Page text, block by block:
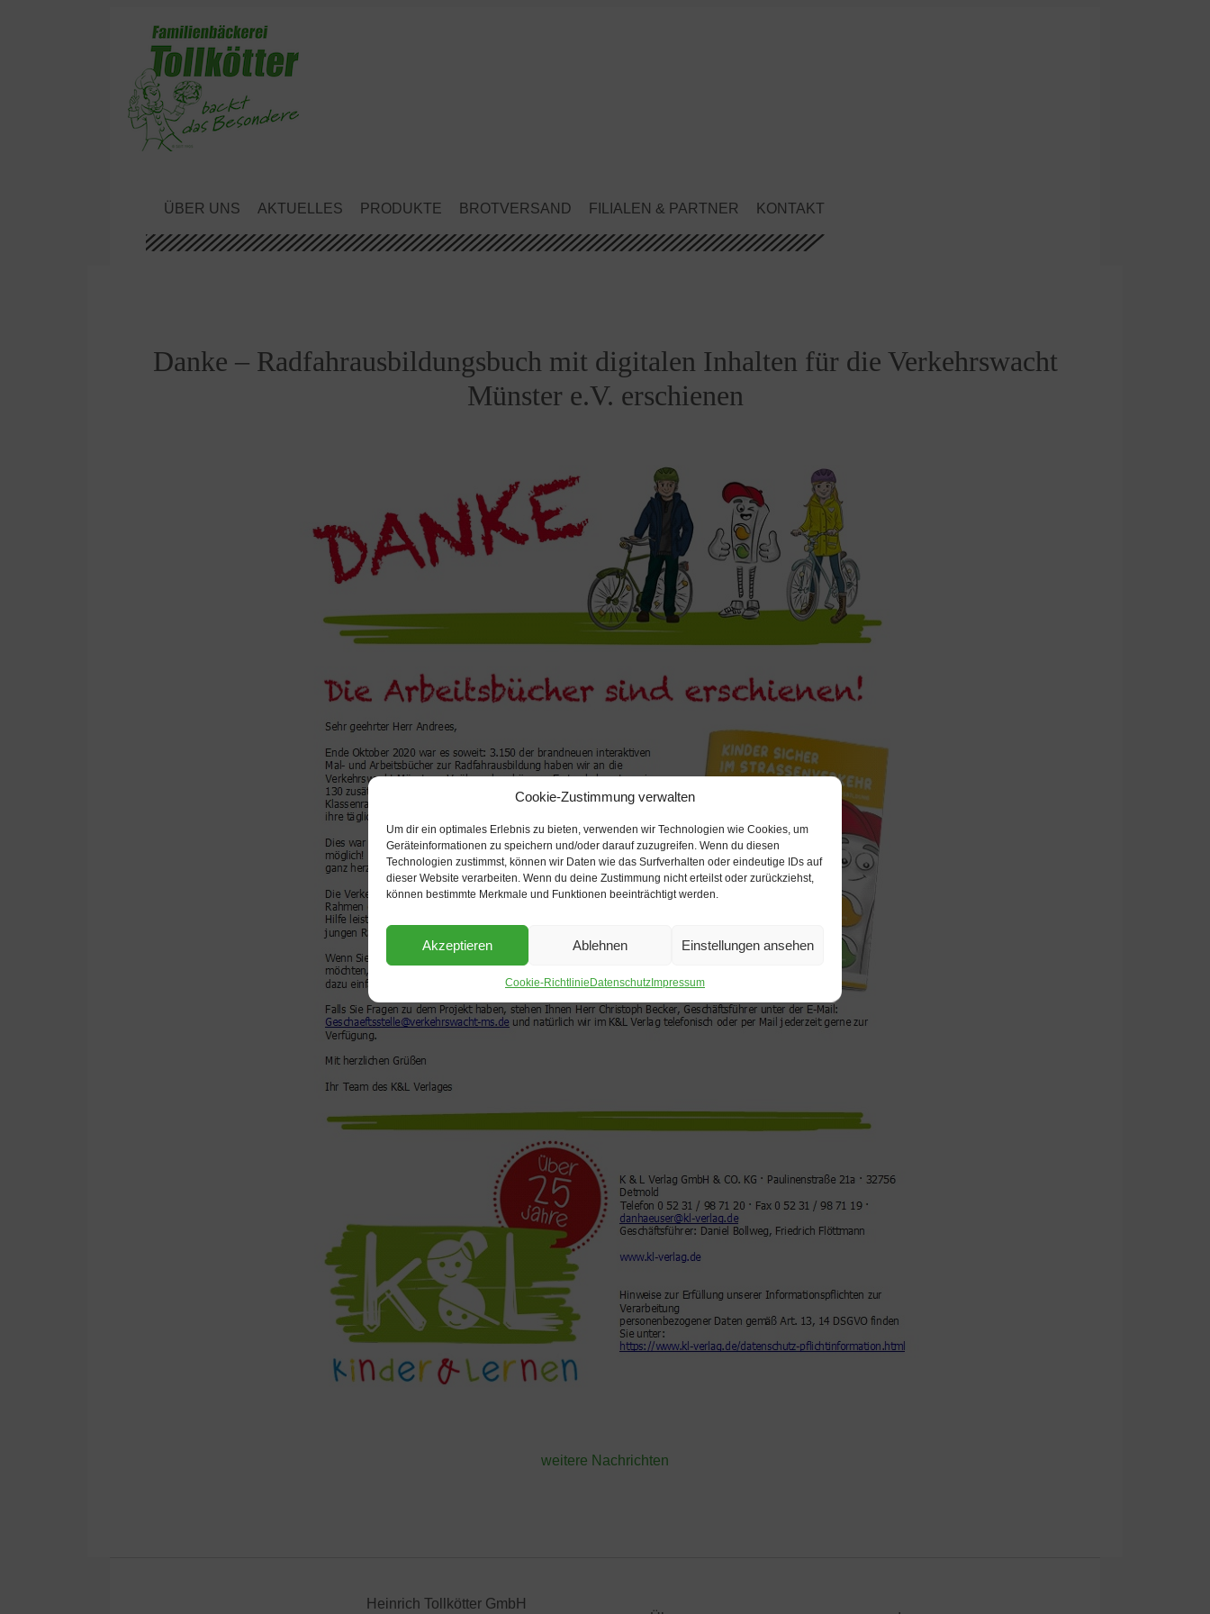
Cookie-Zustimmung verwalten
Um dir ein optimales Erlebnis zu bieten, verwenden wir Technologien wie Cookies, um
Geräteinformationen zu speichern und/oder darauf zuzugreifen. Wenn du diesen
Technologien zustimmst, können wir Daten wie das Surfverhalten oder eindeutige IDs auf
dieser Website verarbeiten. Wenn du deine Zustimmung nicht erteilst oder zurückziehst,
können bestimmte Merkmale und Funktionen beeinträchtigt werden.
Akzeptieren Ablehnen Einstellungen ansehen
Cookie-RichtlinieDatenschutzImpressum
ÜBER UNS AKTUELLES PRODUKTE BROTVERSAND FILIALEN & PARTNER KONTAKT
Danke – Radfahrausbildungsbuch mit digitalen Inhalten für die Verkehrswacht
Münster e.V. erschienen
weitere Nachrichten
Heinrich Tollkötter GmbH